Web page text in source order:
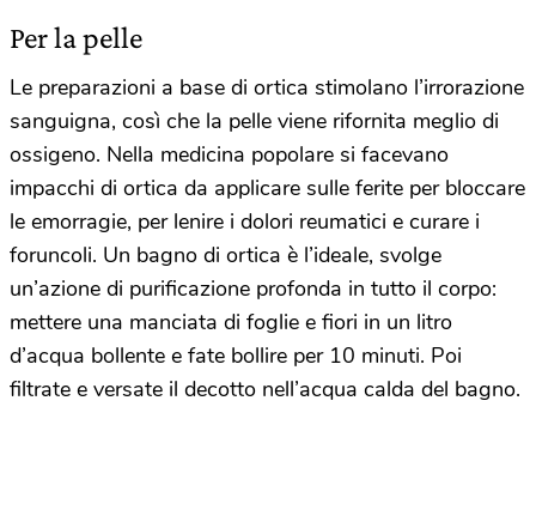
Per la pelle
Le preparazioni a base di ortica stimolano l’irrorazione
sanguigna, così che la pelle viene rifornita meglio di
ossigeno. Nella medicina popolare si facevano
impacchi di ortica da applicare sulle ferite per bloccare
le emorragie, per lenire i dolori reumatici e curare i
foruncoli. Un bagno di ortica è l’ideale, svolge
un’azione di purificazione profonda in tutto il corpo:
mettere una manciata di foglie e fiori in un litro
d’acqua bollente e fate bollire per 10 minuti. Poi
filtrate e versate il decotto nell’acqua calda del bagno.